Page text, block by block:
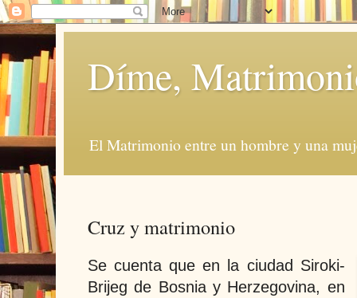
Díme,
El Matrimonio entre un hombre y una
Cruz y matrimonio
Se cuenta que en la ciudad Siroki-
Brijeg de Bosnia y Herzegovina, en